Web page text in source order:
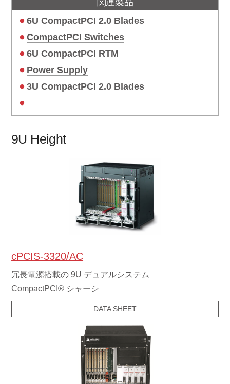
関連製品
6U CompactPCI 2.0 Blades
CompactPCI Switches
6U CompactPCI RTM
Power Supply
3U CompactPCI 2.0 Blades
9U Height
cPCIS-3320/AC
冗長電源搭載の 9U デュアルシステム
CompactPCI® シャーシ
DATA SHEET